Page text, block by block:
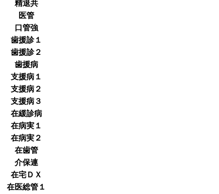
精退共
医管
口管強
歯援診１
歯援診２
歯援病
支援病１
支援病２
支援病３
在緩診病
在病実１
在病実２
在歯管
介保連
在宅ＤＸ
在医総管１